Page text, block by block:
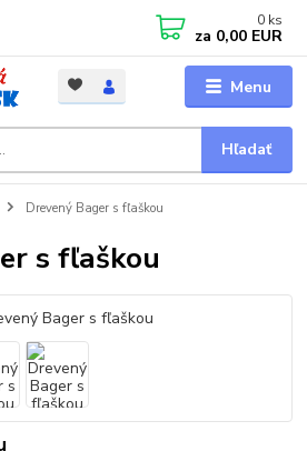
Menu
Hľadať
0 ks
za 0,00 EUR
Drevený Bager s fľaškou
s fľaškou